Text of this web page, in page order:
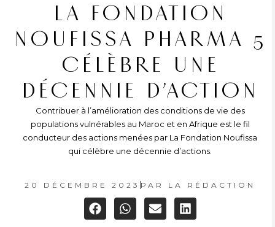
LA FONDATION
NOUFISSA PHARMA 5
CÉLÈBRE UNE
DÉCENNIE D’ACTION
Contribuer à l’amélioration des conditions de vie des
populations vulnérables au Maroc et en Afrique est le fil
conducteur des actions menées par La Fondation Noufissa
qui célèbre une décennie d’actions.
20 DÉCEMBRE 2023 PAR LA RÉDACTION